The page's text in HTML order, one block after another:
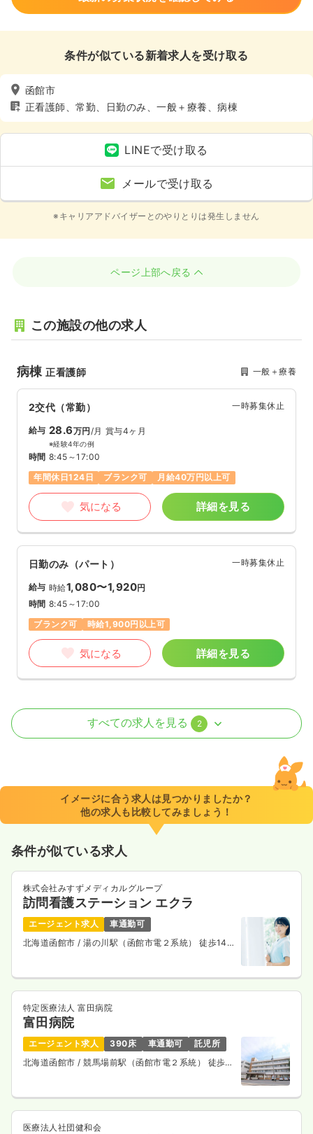
条件が似ている新着求人を受け取る
函館市
正看護師、常勤、日勤のみ、一般＋療養、病棟
LINEで受け取る
メールで受け取る
※キャリアアドバイザーとのやりとりは発生しません
ページ上部へ戻る
この施設の他の求人
病棟正看護師 一般＋療養
2交代（常勤） 一時募集休止
給与 28.6万円/月 賞与4ヶ月
※経験4年の例
時間 8:45～17:00
年間休日124日
ブランク可 月給40万円以上可
気になる 詳細を見る
日勤のみ（パート） 一時募集休止
給与 時給1,080〜1,920円
時間 8:45～17:00
ブランク可
時給1,900円以上可
気になる 詳細を見る
訪問診療 正看護師
8:45～17:00
月給32万円以上可
気になる
その他正看護師 一般＋療養
一時募集休止
給与 時給1,300円
時間 8:45～15:15（休憩60分）
土日祝休み
担当業務未経験可
時給1,300円以上可
気になる 詳細を見る
すべての求人を見る 2
イメージに合う求人は見つかりましたか？
他の求人も比較してみましょう！
条件が似ている求人
株式会社みすずメディカルグループ
訪問看護ステーション エクラ
エージェント求人
車通勤可
北海道函館市 / 湯の川駅（函館市電２系統） 徒歩14
特定医療法人 富田病院
富田病院
エージェント求人 390床 車通勤可
託児所
北海道函館市 / 競馬場前駅（函館市電２系統） 徒歩4
医療法人社団健和会